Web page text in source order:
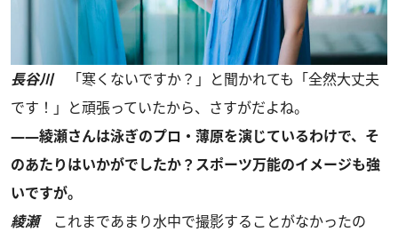
長谷川「寒くないですか？」と聞かれても「全然大丈夫
です！」と頑張っていたから、さすがだよね。
――綾瀬さんは泳ぎのプロ・薄原を演じているわけで、そ
のあたりはいかがでしたか？スポーツ万能のイメージも強
いですが。
綾瀬これまであまり水中で撮影することがなかったの